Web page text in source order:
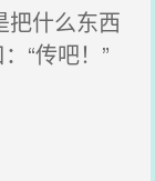
什么东西
“传吧！”